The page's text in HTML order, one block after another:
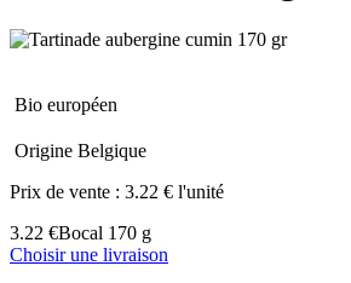
Bio européen
Origine Belgique
Prix de vente : 3.22 € l'unité
3.22 €Bocal 170 g
Choisir une livraison